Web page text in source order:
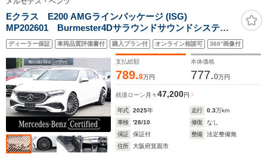
Eクラス E200 AMGラインパッケージ (ISG)
MP202601 Burmester4Dサラウンドサウンドシステ
ム デジタルコックピットディスプレイ ヘッドアップ
ディスプレイ フットトランクオープナー ワイヤレス
チャージング メモリー付パワーシート シートヒータ
ー
ディーラー保証 車両品質評価書付 購入プラン付 オンライン相談可 360°画像付
支払総額
789.8万円
本体価格
777.0万円
残価ローン 月々47,200円
年式 2025年 走行 0.3万km
車検
'28/10 修復
なし
保証
保証付 整備
法定整備無
住所
大阪府箕面市